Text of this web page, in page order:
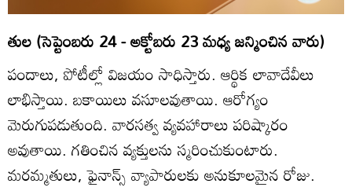
తుల (సెప్టెంబరు 24 - అక్టోబరు 23 మధ్య జన్మించిన వారు)
పందాలు, పోటీల్లో విజయం సాధిస్తారు. ఆర్థిక లావాదేవీలు
లాభిస్తాయి. బకాయిలు వసూలవుతాయి. ఆరోగ్యం
మెరుగుపడుతుంది. వారసత్వ వ్యవహారాలు పరిష్కారం
అవుతాయి. గతించిన వ్యక్తులను స్మరించుకుంటారు.
మరమ్మతులు, ఫైనాన్స్‌ వ్యాపారులకు అనుకూలమైన రోజు.